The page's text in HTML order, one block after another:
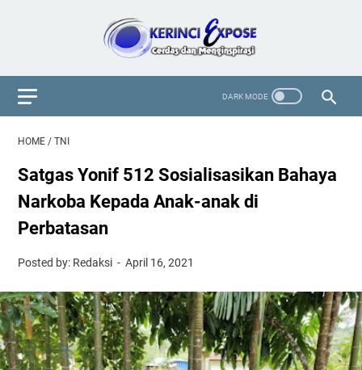
HOME / TNI
Satgas Yonif 512 Sosialisasikan Bahaya
Narkoba Kepada Anak-anak di
Perbatasan
Posted by: Redaksi April 16, 2021